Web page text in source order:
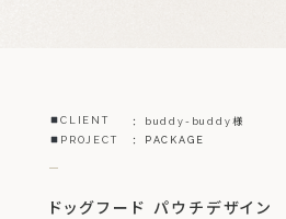
CLIENT
buddy-buddy様
PROJECT
PACKAGE
ドッグフード パウチデザイン